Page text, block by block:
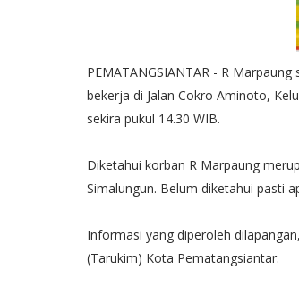
PEMATANGSIANTAR - R
bekerja di Jalan Cokro Aminoto,
sekira pukul 14.30 WIB.
Diketahui korban R Marpaung
Simalungun. Belum diketahui pasti
Informasi yang diperoleh
(Tarukim) Kota Pematangsiantar.